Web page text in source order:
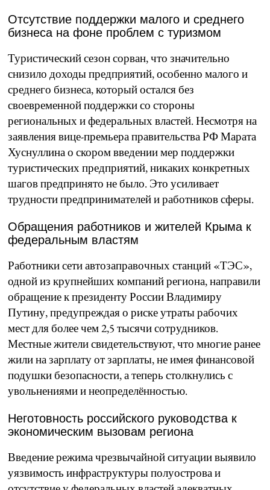
Отсутствие поддержки малого и среднего
бизнеса на фоне проблем с туризмом
Туристический сезон сорван, что значительно
снизило доходы предприятий, особенно малого и
среднего бизнеса, который остался без
своевременной поддержки со стороны
региональных и федеральных властей. Несмотря на
заявления вице-премьера правительства РФ Марата
Хуснуллина о скором введении мер поддержки
туристических предприятий, никаких конкретных
шагов предпринято не было. Это усиливает
трудности предпринимателей и работников сферы.
Обращения работников и жителей Крыма к
федеральным властям
Работники сети автозаправочных станций «ТЭС»,
одной из крупнейших компаний региона, направили
обращение к президенту России Владимиру
Путину, предупреждая о риске утраты рабочих
мест для более чем 2,5 тысячи сотрудников.
Местные жители свидетельствуют, что многие ранее
жили на зарплату от зарплаты, не имея финансовой
подушки безопасности, а теперь столкнулись с
увольнениями и неопределённостью.
Неготовность российского руководства к
экономическим вызовам региона
Введение режима чрезвычайной ситуации выявило
уязвимость инфраструктуры полуострова и